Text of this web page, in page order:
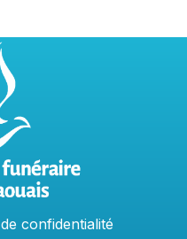
de confidentialit​é